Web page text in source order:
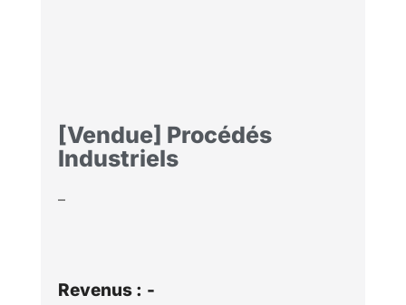
[Vendue] Procédés
Industriels
–
Revenus : -